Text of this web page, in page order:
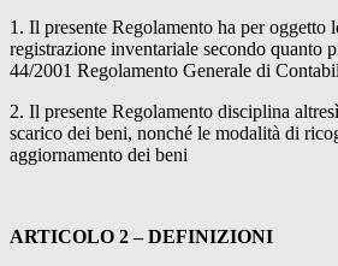
1. Il presente Regolamento ha per oggetto
registrazione inventariale secondo quanto
44/2001 Regolamento Generale di
2. Il presente Regolamento disciplina
scarico dei beni, nonché le modalità di
aggiornamento dei beni
ARTICOLO 2 – DEFINIZIONI